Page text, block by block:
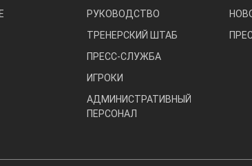
РУКОВОДСТВО
ТРЕНЕРСКИЙ ШТАБ
ПРЕСС-СЛУЖБА
ИГРОКИ
АДМИНИСТРАТИВНЫЙ
ПЕРСОНАЛ